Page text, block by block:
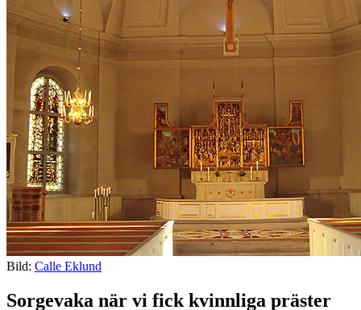
Bild: Calle Eklund
Sorgevaka när vi fick kvinnliga präster